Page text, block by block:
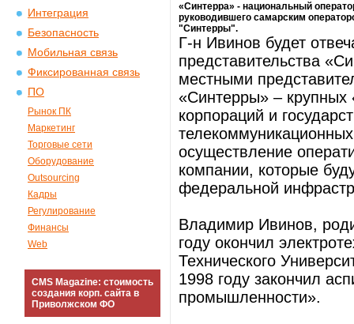
Интеграция
Безопасность
Мобильная связь
Фиксированная связь
ПО
Рынок ПК
Маркетинг
Торговые сети
Оборудование
Outsourcing
Кадры
Регулирование
Финансы
Web
CMS Magazine: стоимость
создания корп. сайта в
Приволжском ФО
«Синтерра» - национальный
руководившего самарским
"Синтерры".
Г-н Ивинов будет
представительства
местными
«Синтерры» – крупных
корпораций и
осуществление
компании, которые
федеральной
Владимир Ивинов,
году окончил
Технического
1998 году закончил
промышленности».